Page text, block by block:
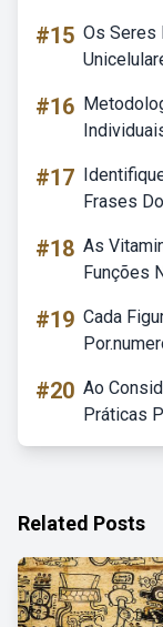
#15 Os Seres
#16
#17
Frases
#18 As
Funções
#19 Cada
#20 Ao
Práticas
Related Posts